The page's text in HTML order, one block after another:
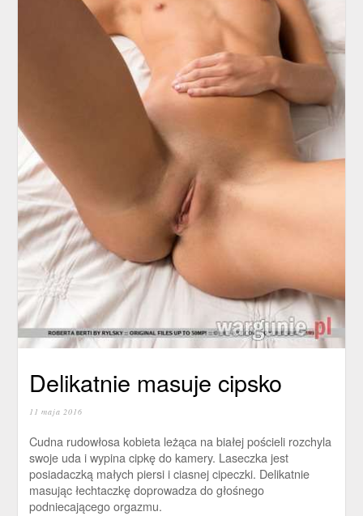
Delikatnie masuje cipsko
11 maja 2016
Cudna rudowłosa kobieta leżąca na białej pościeli rozchyla
swoje uda i wypina cipkę do kamery. Laseczka jest
posiadaczką małych piersi i ciasnej cipeczki. Delikatnie
masując łechtaczkę doprowadza do głośnego
podniecającego orgazmu.